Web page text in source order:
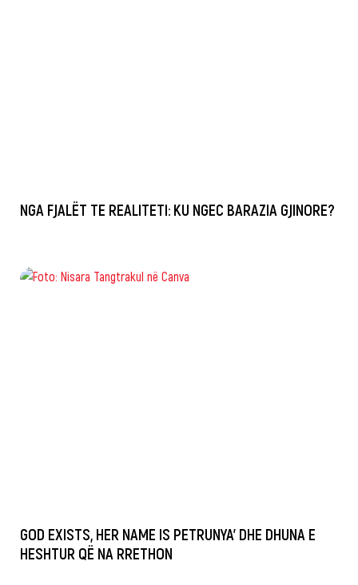
NGA FJALËT TE REALITETI: KU NGEC BARAZIA GJINORE?
GOD EXISTS, HER NAME IS PETRUNYA’ DHE DHUNA E
HESHTUR QË NA RRETHON